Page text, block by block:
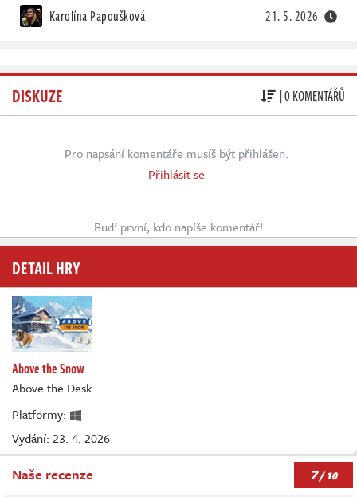
Karolína Papoušková 21. 5. 2026
DISKUZE | 0 KOMENTÁŘŮ
Pro napsání komentáře musíš být přihlášen.
Přihlásit se
Buď první, kdo napíše komentář!
DETAIL HRY
Above the Snow
Above the Desk
Platformy:
Vydání: 23. 4. 2026
Naše recenze 7/ 10